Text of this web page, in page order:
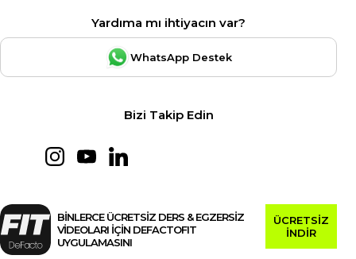
Yardıma mı ihtiyacın var?
WhatsApp Destek
Bizi Takip Edin
BİNLERCE ÜCRETSİZ DERS & EGZERSİZ
VİDEOLARI İÇİN DEFACTOFIT
UYGULAMASINI
ÜCRETSİZ
İNDİR